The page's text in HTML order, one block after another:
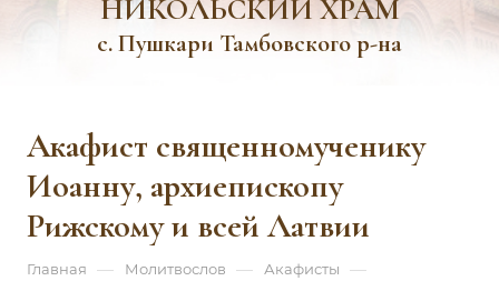
НИКОЛЬСКИЙ ХРАМ
с. Пушкари Тамбовского р-на
Акафист священномученику
Иоанну, архиепископу
Рижскому и всей Латвии
Главная — Молитвослов — Акафисты —